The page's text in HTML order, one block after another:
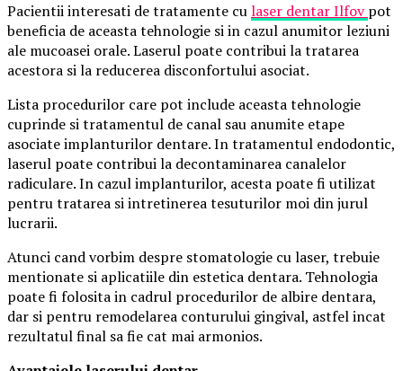
Pacientii interesati de tratamente culaser dentar Ilfovpot
beneficia de aceasta tehnologie si in cazul anumitor leziuni
ale mucoasei orale. Laserul poate contribui la tratarea
acestora si la reducerea disconfortului asociat.
Lista procedurilor care pot include aceasta tehnologie
cuprinde si tratamentul de canal sau anumite etape
asociate implanturilor dentare. In tratamentul endodontic,
laserul poate contribui la decontaminarea canalelor
radiculare. In cazul implanturilor, acesta poate fi utilizat
pentru tratarea si intretinerea tesuturilor moi din jurul
lucrarii.
Atunci cand vorbim despre stomatologie cu laser, trebuie
mentionate si aplicatiile din estetica dentara. Tehnologia
poate fi folosita in cadrul procedurilor de albire dentara,
dar si pentru remodelarea conturului gingival, astfel incat
rezultatul final sa fie cat mai armonios.